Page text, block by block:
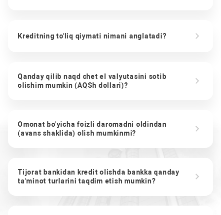
Kreditning to'liq qiymati nimani anglatadi?
Qanday qilib naqd chet el valyutasini sotib
olishim mumkin (AQSh dollari)?
Omonat bo'yicha foizli daromadni oldindan
(avans shaklida) olish mumkinmi?
Tijorat bankidan kredit olishda bankka qanday
ta'minot turlarini taqdim etish mumkin?